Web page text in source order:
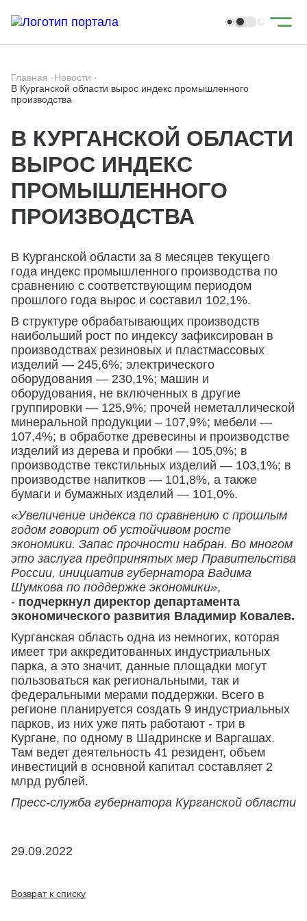
Главная ·Новости ·
В Курганской области вырос индекс промышленного
производства
В КУРГАНСКОЙ ОБЛАСТИ
ВЫРОС ИНДЕКС
ПРОМЫШЛЕННОГО
ПРОИЗВОДСТВА
В Курганской области за 8 месяцев текущего
года индекс промышленного производства по
сравнению с соответствующим периодом
прошлого года вырос и составил 102,1%.
В структуре обрабатывающих производств
наибольший рост по индексу зафиксирован в
производствах резиновых и пластмассовых
изделий — 245,6%; электрического
оборудования — 230,1%; машин и
оборудования, не включенных в другие
группировки — 125,9%; прочей неметаллической
минеральной продукции – 107,9%; мебели —
107,4%; в обработке древесины и производстве
изделий из дерева и пробки — 105,0%; в
производстве текстильных изделий — 103,1%; в
производстве напитков — 101,8%, а также
бумаги и бумажных изделий — 101,0%.
«Увеличение индекса по сравнению с прошлым
годом говорит об устойчивом росте
экономики. Запас прочности набран. Во многом
это заслуга предпринятых мер Правительства
России, инициатив губернатора Вадима
Шумкова по поддержке экономики»,
- подчеркнул директор департамента
экономического развития Владимир Ковалев.
Курганская область одна из немногих, которая
имеет три аккредитованных индустриальных
парка, а это значит, данные площадки могут
пользоваться как региональными, так и
федеральными мерами поддержки. Всего в
регионе планируется создать 9 индустриальных
парков, из них уже пять работают - три в
Кургане, по одному в Шадринске и Варгашах.
Там ведет деятельность 41 резидент, объем
инвестиций в основной капитал составляет 2
млрд рублей.
Пресс-служба губернатора Курганской области
29.09.2022
Возврат к списку